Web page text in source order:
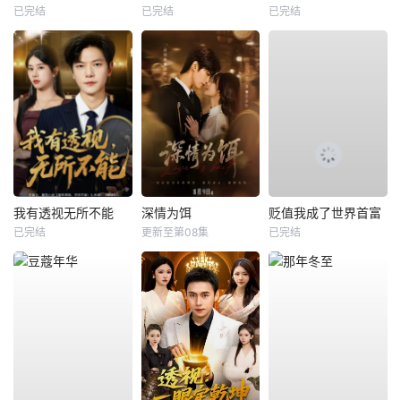
已完结 已完结 已完结
我有透视无所不能
已完结
深情为饵
更新至第08集
贬值我成了世界首富
已完结